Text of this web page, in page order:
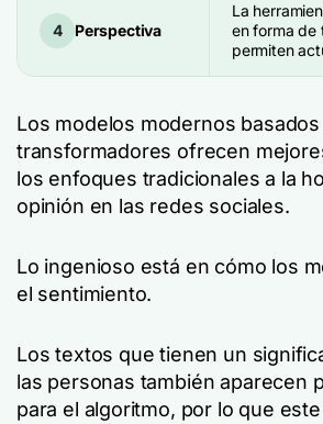
4 Perspectiva
La
en forma de
permiten
Los modelos modernos
transformadores ofrecen
los enfoques tradicionales a la
opinión en las redes sociales.
Lo ingenioso está en cómo los
el sentimiento.
Los textos que tienen un
las personas también aparecen
para el algoritmo, por lo que